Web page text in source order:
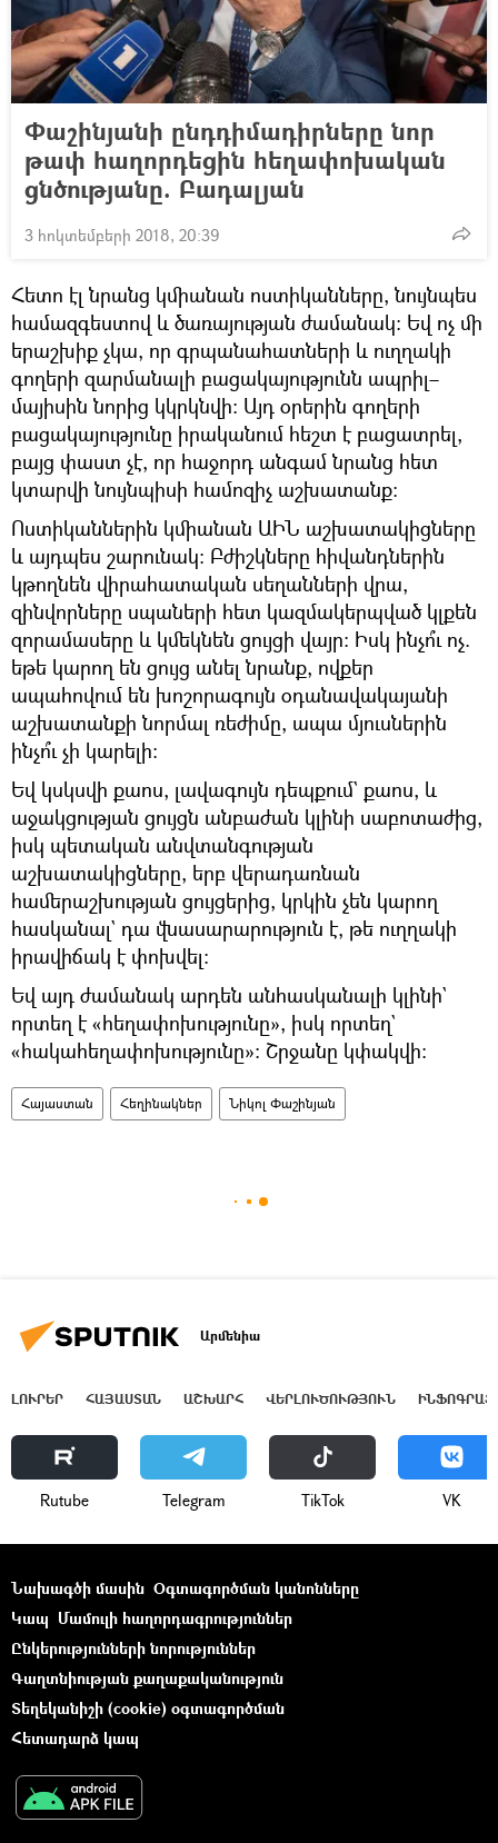
Փաշինյանի ընդդիմադիրները նոր
թափ հաղորդեցին հեղափոխական
ցնծությանը. Բադալյան
3 հոկտեմբերի 2018, 20:39
Հետո էլ նրանց կմիանան ոստիկանները, նույնպես
համազգեստով և ծառայության ժամանակ։ Եվ ոչ մի
երաշխիք չկա, որ գրպանահատների և ուղղակի
գողերի զարմանալի բացակայությունն ապրիլ–
մայիսին նորից կկրկնվի։ Այդ օրերին գողերի
բացակայությունը իրականում հեշտ է բացատրել,
բայց փաստ չէ, որ հաջորդ անգամ նրանց հետ
կտարվի նույնպիսի համոզիչ աշխատանք։
Ոստիկաններին կմիանան ԱԻՆ աշխատակիցները
և այդպես շարունակ։ Բժիշկները հիվանդներին
կթողնեն վիրահատական սեղանների վրա,
զինվորները սպաների հետ կազմակերպված կլքեն
զորամասերը և կմեկնեն ցույցի վայր։ Իսկ ինչո՞ւ ոչ.
եթե կարող են ցույց անել նրանք, ովքեր
ապահովում են խոշորագույն օդանավակայանի
աշխատանքի նորմալ ռեժիմը, ապա մյուսներին
ինչո՞ւ չի կարելի։
Եվ կսկսվի քաոս, լավագույն դեպքում` քաոս, և
աջակցության ցույցն անբաժան կլինի սաբոտաժից,
իսկ պետական անվտանգության
աշխատակիցները, երբ վերադառնան
համերաշխության ցույցերից, կրկին չեն կարող
հասկանալ` դա վնասարարություն է, թե ուղղակի
իրավիճակ է փոխվել։
Եվ այդ ժամանակ արդեն անհասկանալի կլինի`
որտեղ է «հեղափոխությունը», իսկ որտեղ`
«հակահեղափոխությունը»։ Շրջանը կփակվի։
Հայաստան Հեղինակներ Նիկոլ Փաշինյան
Արմենիա
ԼՈՒՐԵՐ ՀԱՅԱՍՏԱՆ ԱՇԽԱՐՀ ՎԵՐԼՈՒԾՈՒԹՅՈՒՆ
Rutube Telegram ТikТоk VK
Նախագծի մասին Օգտագործման կանոնները
Կապ Մամուլի հաղորդագրություններ
Ընկերությունների նորություններ
Գաղտնիության քաղաքականություն
Տեղեկանիշի (cookie) օգտագործման
Հետադարձ կապ